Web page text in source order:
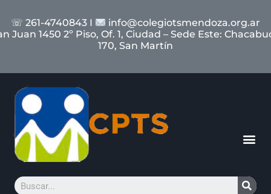
☏ 261-4740843 I
info@colegiotsmendoza.org.ar
Juan 1450 2º Piso, Of. 1, Ciudad – Sede Este:
170, San Martín